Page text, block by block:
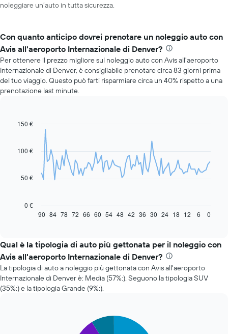
noleggiare un’auto in tutta sicurezza.
Con quanto anticipo dovrei prenotare un noleggio auto con
Avis all'aeroporto Internazionale di Denver?
Per ottenere il prezzo migliore sul noleggio auto con Avis all'aeroporto
Internazionale di Denver, è consigliabile prenotare circa 83 giorni prima
del tuo viaggio. Questo può farti risparmiare circa un 40% rispetto a una
prenotazione last minute.
Line
91
data
seguente
prezzo
un'auto
a
noleggio
cambi
Chart
0 €
50 €
100 €
150 €
90 84 78 72 66 60 54 48 42 36 30 24 18 12 6 0
Qual è la tipologia di auto più gettonata per il noleggio con
Avis all'aeroporto Internazionale di Denver?
La tipologia di auto a noleggio più gettonata con Avis all'aeroporto
Internazionale di Denver è: Media (57%:). Seguono la tipologia SUV
(35%:) e la tipologia Grande (9%:).